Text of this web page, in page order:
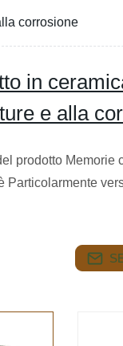
corrosione
in
e alla
prodotto Memorie
Particolarmente